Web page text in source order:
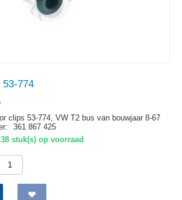
774
clips 53-774, VW T2 bus van bouwjaar 8-67
361 867 425
stuk(s) op voorraad